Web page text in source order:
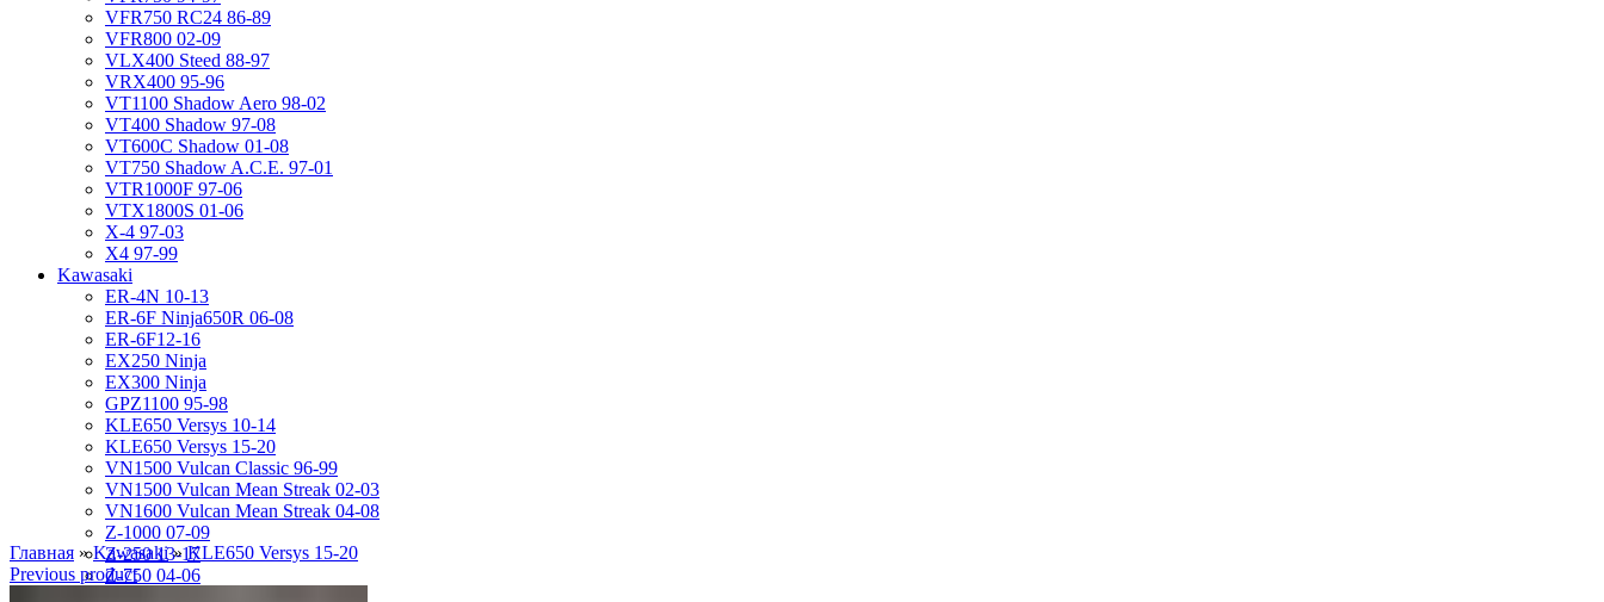
VFR750 RC24 86-89
VFR800 02-09
VLX400 Steed 88-97
VRX400 95-96
VT1100 Shadow Aero 98-02
VT400 Shadow 97-08
VT600C Shadow 01-08
VT750 Shadow A.C.E. 97-01
VTR1000F 97-06
VTX1800S 01-06
X-4 97-03
X4 97-99
Kawasaki
ER-4N 10-13
ER-6F Ninja650R 06-08
ER-6F12-16
EX250 Ninja
EX300 Ninja
GPZ1100 95-98
KLE650 Versys 10-14
KLE650 Versys 15-20
VN1500 Vulcan Classic 96-99
VN1500 Vulcan Mean Streak 02-03
VN1600 Vulcan Mean Streak 04-08
Z-1000 07-09
Z-250 13-17
Z-750 04-06
Главная »Kawasaki»KLE650 Versys 15-20
Previous product